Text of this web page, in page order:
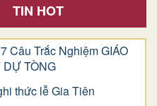
TIN HOT
Câu Trắc Nghiệm GIÁO
DỰ TÒNG
thức lễ Gia Tiên